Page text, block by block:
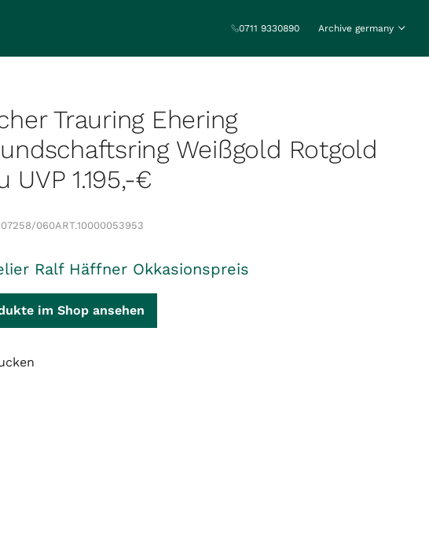
0711 9330890 Archive germany
Trauring Ehering
Weißgold Rotgold
UVP 1.195,-€
060ART.10000053953
Ralf Häffner Okkasionspreis
im Shop ansehen